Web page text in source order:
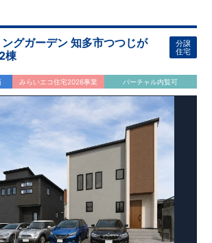
TEL:0564-57-0257
ント
客間にもなる【便利な和室
どが片付く【可動棚】を設置
ット
】付きなので服などの収納ができ、お部
す。
勉強や作業スペースとしても使える【
ある【
帖の広々リビング
とめて収納できる使い勝手を考えた【
】
りへのこだわり ■『長期優良住宅』取得!
!) ・国が定めた7つの技術基準をクリアしてい
グガーデン 知多市つつじが
棟
分譲
住宅
みらいエコ住宅2026事業 バーチャル内覧可